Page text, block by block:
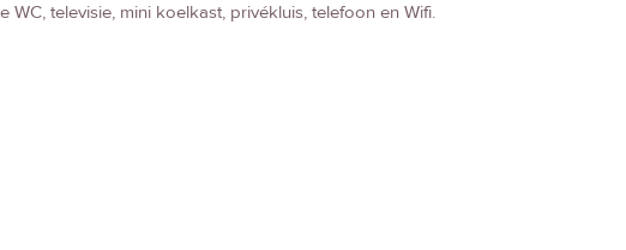
televisie, mini koelkast, privékluis, telefoon en Wifi.